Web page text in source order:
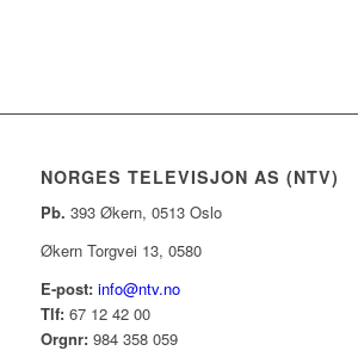
NORGES TELEVISJON AS (NTV)
Pb. 393 Økern, 0513 Oslo
Økern Torgvei 13, 0580
E-post: info@ntv.no
Tlf:67 12 42 00
Orgnr:984 358 059